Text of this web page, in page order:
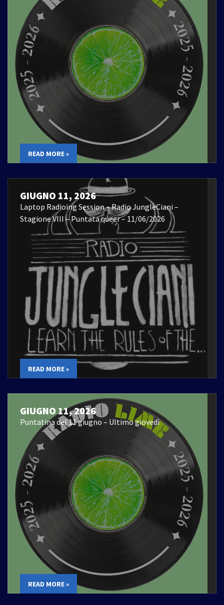
READ MORE »
GIUGNO 11, 2026
Laptop Radioing Session – Radio JungleCiani –
Stagione VIII – Puntata queer – 11/06/2026
READ MORE »
GIUGNO 11, 2026
Puntatina del 11 giugno – Ultimo giovedì
READ MORE »